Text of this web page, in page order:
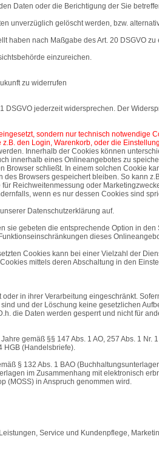
Daten oder die Berichtigung der Sie
unverzüglich gelöscht werden, bzw.
nach Maßgabe des Art. 20 DSGVO
einzureichen.
zu widerrufen
jederzeit widersprechen. Der
sondern nur technisch
den Login, Warenkorb, oder die
Innerhalb der Cookies können
innerhalb eines Onlineangebotes zu
schließt. In einem solchen Cookie
Browsers gespeichert bleiben. So
Reichweitenmessung oder
wenn es nur dessen Cookies sind
Datenschutzerklärung auf.
gebeten die entsprechende Option in
dieses
Cookies kann bei einer Vielzahl der
mittels deren Abschaltung in den
in ihrer Verarbeitung eingeschränkt.
und der Löschung keine gesetzlichen
die Daten werden gesperrt und nicht für
gemäß §§ 147 Abs. 1 AO, 257 Abs. 1
HGB (Handelsbriefe).
§ 132 Abs. 1 BAO
im Zusammenhang mit elektronisch
(MOSS) in Anspruch genommen wird.
Service und Kundenpflege,